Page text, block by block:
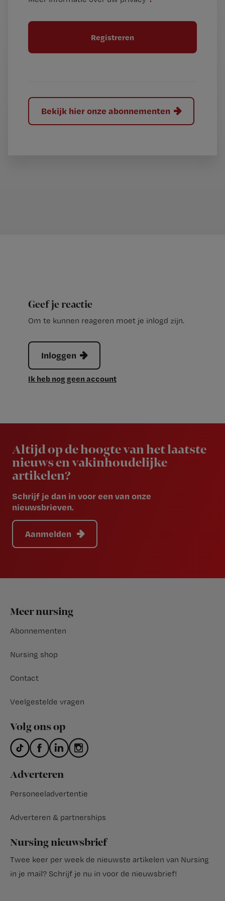
tt
l
Bekijk hier onze abonnementen
Geef je reactie
Om te kunnen reageren moet je inlogd zijn.
Inloggen
Ik heb nog geen account
Altijd op de hoogte van het laatste
nieuws en vakinhoudelijke
artikelen?
Schrijf je dan in voor een van onze
nieuwsbrieven.
Aanmelden
Footer
Meer nursing
Abonnementen
Nursing shop
Contact
Veelgestelde vragen
Volg ons op
Adverteren
Personeeladvertentie
Adverteren & partnerships
Nursing nieuwsbrief
Twee keer per week de nieuwste artikelen van Nursing
in je mail? Schrijf je nu in voor de nieuwsbrief!